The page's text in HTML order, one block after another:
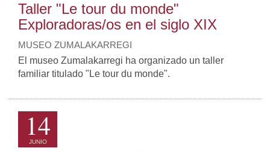
Taller "Le tour du monde"
Exploradoras/os en el siglo XIX
MUSEO ZUMALAKARREGI
El museo Zumalakarregi ha organizado un taller
familiar titulado "Le tour du monde".
14
JUNIO